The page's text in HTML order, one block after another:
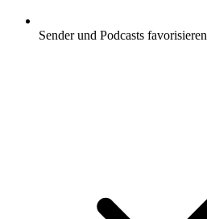
Sender und Podcasts favorisieren